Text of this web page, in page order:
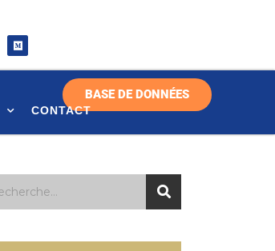
CONTACT
BASE DE DONNÉES